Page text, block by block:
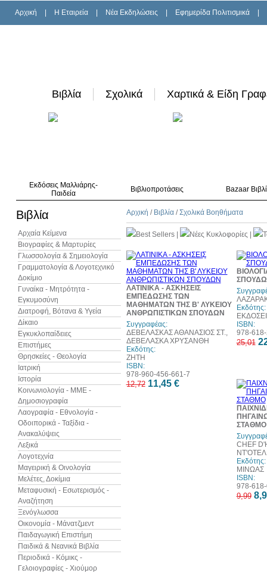
Αρχική H Εταιρεία Νέα Εκδηλώσεις Εφημερίδα Πολιτισμικά
Βιβλία Σχολικά Χαρτικά & Είδη
Εκδόσεις Μαλλιάρης-
Παιδεία
Βιβλιοπροτάσεις Bazaar
Βιβλία
Αρχαία Κείμενα
Βιογραφίες & Μαρτυρίες
Γλωσσολογία & Σημειολογία
Γραμματολογία & Λογοτεχνικό
Δοκίμιο
Γυναίκα - Μητρότητα -
Εγκυμοσύνη
Διατροφή, Βότανα & Υγεία
Δίκαιο
Εγκυκλοπαίδειες
Επιστήμες
Θρησκείες - Θεολογία
Ιατρική
Ιστορία
Κοινωνιολογία - ΜΜΕ -
Δημοσιογραφία
Λαογραφία - Εθνολογία -
Οδοιπορικά - Ταξίδια -
Ανακαλύψεις
Λεξικά
Λογοτεχνία
Μαγειρική & Οινολογία
Μελέτες, Δοκίμια
Μεταφυσική - Εσωτερισμός -
Αναζήτηση
Ξενόγλωσσα
Οικονομία - Μάνατζμεντ
Παιδαγωγική Επιστήμη
Παιδικά & Νεανικά Βιβλία
Περιοδικά - Κόμικς -
Γελοιογραφίες - Χιούμορ
Αρχική / Βιβλία /Σχολικά Βοηθήματα
Best Sellers| Νέες Κυκλοφορίες
10%
ΛΑΤΙΝΙΚΑ - ΑΣΚΗΣΕΙΣ
ΕΜΠΕΔΩΣΗΣ ΤΩΝ
ΜΑΘΗΜΑΤΩΝ ΤΗΣ Β' ΛΥΚΕΙΟΥ
ΑΝΘΡΩΠΙΣΤΙΚΩΝ ΣΠΟΥΔΩΝ
Συγγραφέας:
ΔΕΒΕΛΑΣΚΑΣ ΑΘΑΝΑΣΙΟΣ ΣΤ.,
ΔΕΒΕΛΑΣΚΑ ΧΡΥΣΑΝΘΗ
Εκδότης:
ΖΗΤΗ
ISBN:
978-960-456-661-7
12,72 11,45 €
Εκδότης:
ISBN:
978-
25,01
ΣΤΑΘΜΟ
CHEF
ΝΤ'ΟΤΕΛ
Εκδότης:
ΜΙΝΩΑΣ
ISBN:
978-
9,99